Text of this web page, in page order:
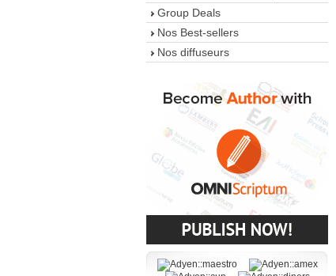
Group Deals
Nos Best-sellers
Nos diffuseurs